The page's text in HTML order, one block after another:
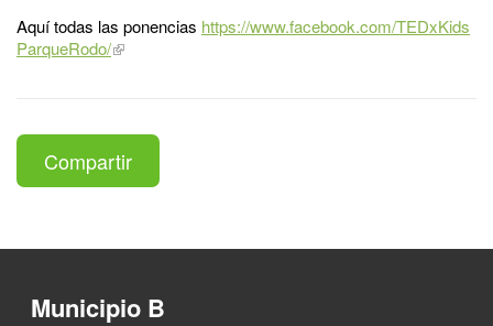
Aquí todas las ponencias https://www.facebook.com/TEDxKids
ParqueRodo/
Compartir
Municipio B